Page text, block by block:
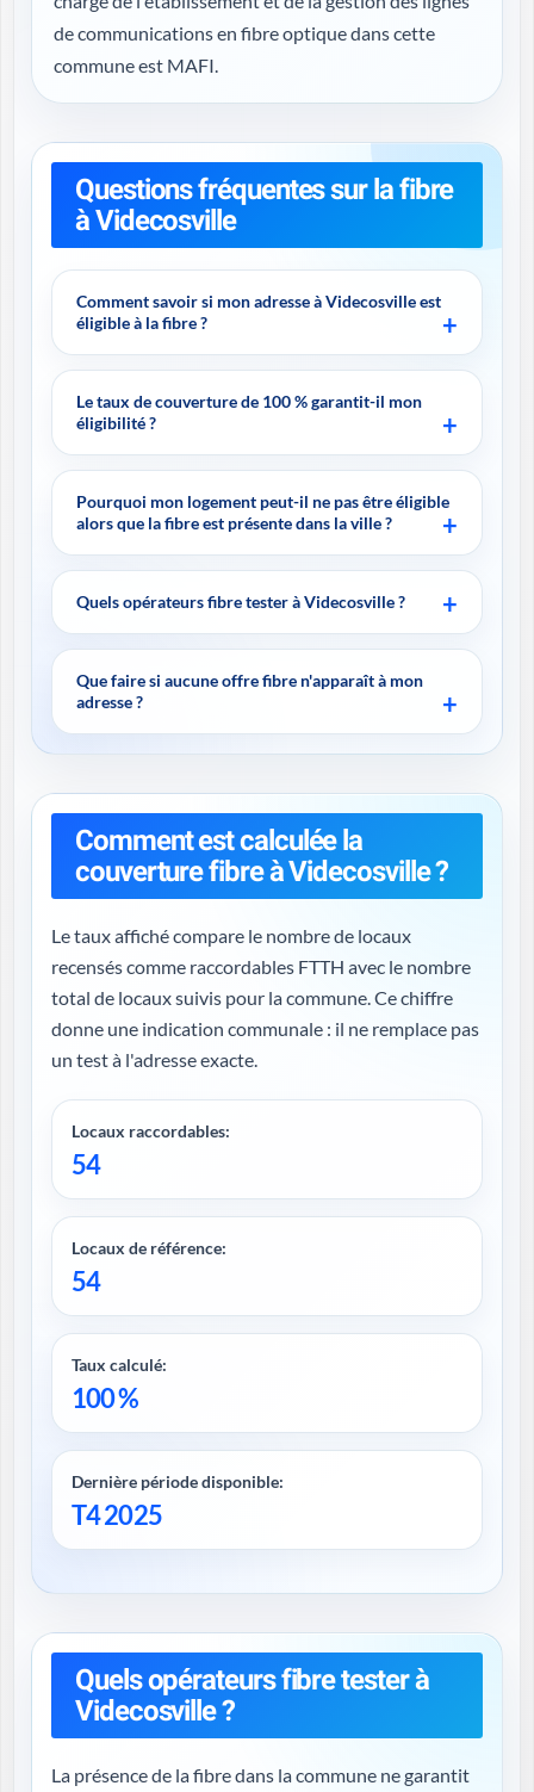
de communications en fibre optique dans cette
commune est MAFI.
Questions fréquentes sur la fibre
à Videcosville
Comment savoir si mon adresse à Videcosville est
éligible à la fibre ?
Le taux de couverture de 100 % garantit-il mon
éligibilité ?
Pourquoi mon logement peut-il ne pas être éligible
alors que la fibre est présente dans la ville ?
Quels opérateurs fibre tester à Videcosville ?
Que faire si aucune offre fibre n'apparaît à mon
adresse ?
Comment est calculée la
couverture fibre à Videcosville ?
Le taux affiché compare le nombre de locaux
recensés comme raccordables FTTH avec le nombre
total de locaux suivis pour la commune. Ce chiffre
donne une indication communale : il ne remplace pas
un test à l'adresse exacte.
Locaux raccordables:
54
Locaux de référence:
54
Taux calculé:
100 %
Dernière période disponible:
T4 2025
Quels opérateurs fibre tester à
Videcosville ?
La présence de la fibre dans la commune ne garantit